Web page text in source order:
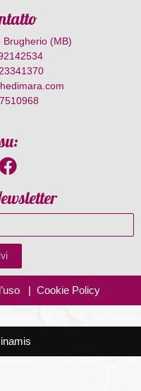
(MB)
| Cookie Policy